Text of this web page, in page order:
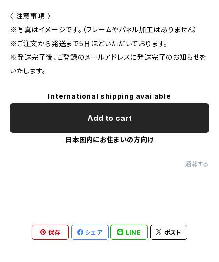
〈 注意事項 〉
※写真はイメージです。（フレームやパネル加工はありません）
※ご注文から発送まで5日ほどいただいております。
※発送完了後、ご登録のメールアドレスに発送完了のお知らせを
いたします。
International shipping available
Add to cart
日本国内にお住まいの方向け
通報する
保存 シェア LINE ポスト